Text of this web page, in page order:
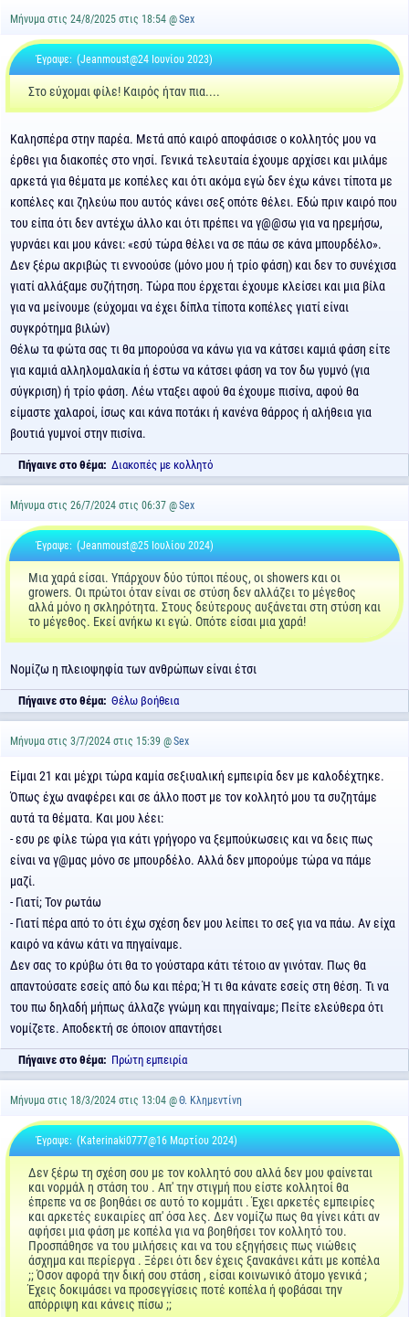
Μήνυμα στις 24/8/2025 στις 18:54 @Sex
Έγραψε: (Jeanmoust@24 Ιουνίου 2023)
Στο εύχομαι φίλε! Καιρός ήταν πια....
Καλησπέρα στην παρέα. Μετά από καιρό αποφάσισε ο κολλητός μου να
έρθει για διακοπές στο νησί. Γενικά τελευταία έχουμε αρχίσει και μιλάμε
αρκετά για θέματα με κοπέλες και ότι ακόμα εγώ δεν έχω κάνει τίποτα με
κοπέλες και ζηλεύω που αυτός κάνει σεξ οπότε θέλει. Εδώ πριν καιρό που
του είπα ότι δεν αντέχω άλλο και ότι πρέπει να γ@@σω για να ηρεμήσω,
γυρνάει και μου κάνει: «εσύ τώρα θέλει να σε πάω σε κάνα μπουρδέλο».
Δεν ξέρω ακριβώς τι εννοούσε (μόνο μου ή τρίο φάση) και δεν το συνέχισα
γιατί αλλάξαμε συζήτηση. Τώρα που έρχεται έχουμε κλείσει και μια βίλα
για να μείνουμε (εύχομαι να έχει δίπλα τίποτα κοπέλες γιατί είναι
συγκρότημα βιλών)
Θέλω τα φώτα σας τι θα μπορούσα να κάνω για να κάτσει καμιά φάση είτε
για καμιά αλληλομαλακία ή έστω να κάτσει φάση να τον δω γυμνό (για
σύγκριση) ή τρίο φάση. Λέω νταξει αφού θα έχουμε πισίνα, αφού θα
είμαστε χαλαροί, ίσως και κάνα ποτάκι ή κανένα θάρρος ή αλήθεια για
βουτιά γυμνοί στην πισίνα.
Πήγαινε στο θέμα: Διακοπές με κολλητό
Μήνυμα στις 26/7/2024 στις 06:37 @Sex
Έγραψε: (Jeanmoust@25 Ιουλίου 2024)
Μια χαρά είσαι. Υπάρχουν δύο τύποι πέους, οι showers και οι
growers. Οι πρώτοι όταν είναι σε στύση δεν αλλάζει το μέγεθος
αλλά μόνο η σκληρότητα. Στους δεύτερους αυξάνεται στη στύση και
το μέγεθος. Εκεί ανήκω κι εγώ. Οπότε είσαι μια χαρά!
Νομίζω η πλειοψηφία των ανθρώπων είναι έτσι
Πήγαινε στο θέμα: Θέλω βοήθεια
Μήνυμα στις 3/7/2024 στις 15:39 @Sex
Είμαι 21 και μέχρι τώρα καμία σεξιυαλική εμπειρία δεν με καλοδέχτηκε.
Όπως έχω αναφέρει και σε άλλο ποστ με τον κολλητό μου τα συζητάμε
αυτά τα θέματα. Και μου λέει:
- εσυ ρε φίλε τώρα για κάτι γρήγορο να ξεμπούκωσεις και να δεις πως
είναι να γ@μας μόνο σε μπουρδέλο. Αλλά δεν μπορούμε τώρα να πάμε
μαζί.
- Γιατί; Τον ρωτάω
- Γιατί πέρα από το ότι έχω σχέση δεν μου λείπει το σεξ για να πάω. Αν είχα
καιρό να κάνω κάτι να πηγαίναμε.
Δεν σας το κρύβω ότι θα το γούσταρα κάτι τέτοιο αν γινόταν. Πως θα
απαντούσατε εσείς από δω και πέρα; Ή τι θα κάνατε εσείς στη θέση. Τι να
του πω δηλαδή μήπως άλλαζε γνώμη και πηγαίναμε; Πείτε ελεύθερα ότι
νομίζετε. Αποδεκτή σε όποιον απαντήσει
Πήγαινε στο θέμα: Πρώτη εμπειρία
Μήνυμα στις 18/3/2024 στις 13:04 @Θ. Κλημεντίνη
Έγραψε: (Katerinaki0777@16 Μαρτίου 2024)
Δεν ξέρω τη σχέση σου με τον κολλητό σου αλλά δεν μου φαίνεται
και νορμάλ η στάση του . Απ' την στιγμή που είστε κολλητοί θα
έπρεπε να σε βοηθάει σε αυτό το κομμάτι . Έχει αρκετές εμπειρίες
και αρκετές ευκαιρίες απ' όσα λες. Δεν νομίζω πως θα γίνει κάτι αν
αφήσει μια φάση με κοπέλα για να βοηθήσει τον κολλητό του.
Προσπάθησε να του μιλήσεις και να του εξηγήσεις πως νιώθεις
άσχημα και περίεργα . Ξέρει ότι δεν έχεις ξανακάνει κάτι με κοπέλα
;; Όσον αφορά την δική σου στάση , είσαι κοινωνικό άτομο γενικά ;
Έχεις δοκιμάσει να προσεγγίσεις ποτέ κοπέλα ή φοβάσαι την
απόρριψη και κάνεις πίσω ;;